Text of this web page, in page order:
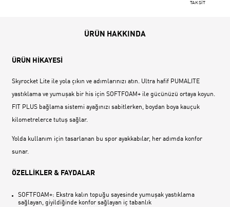
TAKSİT
ÜRÜN HAKKINDA
ÜRÜN HİKAYESİ
Skyrocket Lite ile yola çıkın ve adımlarınızı atın. Ultra hafif PUMALITE
yastıklama ve yumuşak bir his için SOFTFOAM+ ile gücünüzü ortaya koyun.
FIT PLUS bağlama sistemi ayağınızı sabitlerken, boydan boya kauçuk
kilometrelerce tutuş sağlar.
Yolda kullanım için tasarlanan bu spor ayakkabılar, her adımda konfor
sunar.
ÖZELLİKLER & FAYDALAR
SOFTFOAM+: Ekstra kalın topuğu sayesinde yumuşak yastıklama
sağlayan, giyildiğinde konfor sağlayan iç tabanlık